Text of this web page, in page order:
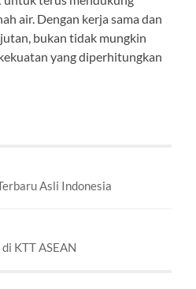
air. Dengan kerja sama dan
bukan tidak mungkin
yang diperhitungkan
Asli Indonesia
KTT ASEAN